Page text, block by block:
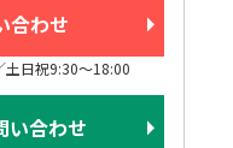
合わせ
土日祝9:30～18:00
い合わせ